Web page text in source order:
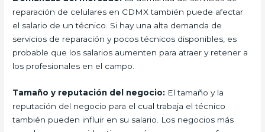
reparación de celulares en CDMX también puede afectar
el salario de un técnico. Si hay una alta demanda de
servicios de reparación y pocos técnicos disponibles, es
probable que los salarios aumenten para atraer y retener a
los profesionales en el campo.
Tamaño y reputación del negocio: El tamaño y la
reputación del negocio para el cual trabaja el técnico
también pueden influir en su salario. Los negocios más